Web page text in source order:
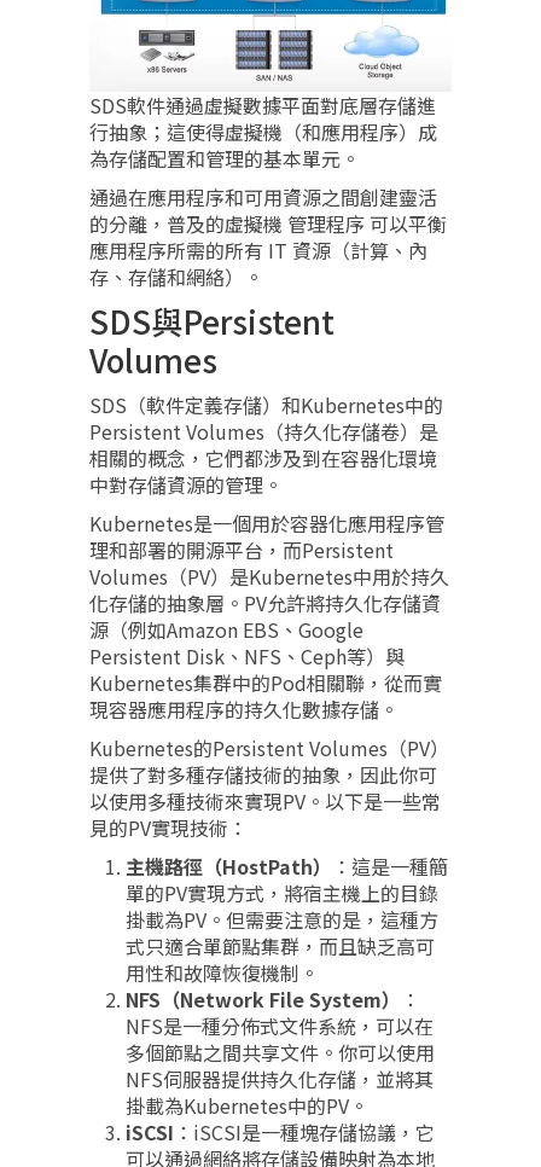
SDS軟件通過虛擬數據平面對底層存儲進
行抽象；這使得虛擬機（和應用程序）成
為存儲配置和管理的基本單元。
通過在應用程序和可用資源之間創建靈活
的分離，普及的虛擬機 管理程序 可以平衡
應用程序所需的所有 IT 資源（計算、內
存、存儲和網絡）。
SDS與Persistent
Volumes
SDS（軟件定義存儲）和Kubernetes中的
Persistent Volumes（持久化存儲卷）是
相關的概念，它們都涉及到在容器化環境
中對存儲資源的管理。
Kubernetes是一個用於容器化應用程序管
理和部署的開源平台，而Persistent
Volumes（PV）是Kubernetes中用於持久
化存儲的抽象層。PV允許將持久化存儲資
源（例如Amazon EBS、Google
Persistent Disk、NFS、Ceph等）與
Kubernetes集群中的Pod相關聯，從而實
現容器應用程序的持久化數據存儲。
Kubernetes的Persistent Volumes（PV）
提供了對多種存儲技術的抽象，因此你可
以使用多種技術來實現PV。以下是一些常
見的PV實現技術：
主機路徑（HostPath）
：這是一種簡
單的PV實現方式，將宿主機上的目錄
掛載為PV。但需要注意的是，這種方
式只適合單節點集群，而且缺乏高可
用性和故障恢復機制。
NFS（Network File System）
：
NFS是一種分佈式文件系統，可以在
多個節點之間共享文件。你可以使用
NFS伺服器提供持久化存儲，並將其
掛載為Kubernetes中的PV。
iSCSI ：iSCSI是一種塊存儲協議，它
可以通過網絡將存儲設備映射為本地